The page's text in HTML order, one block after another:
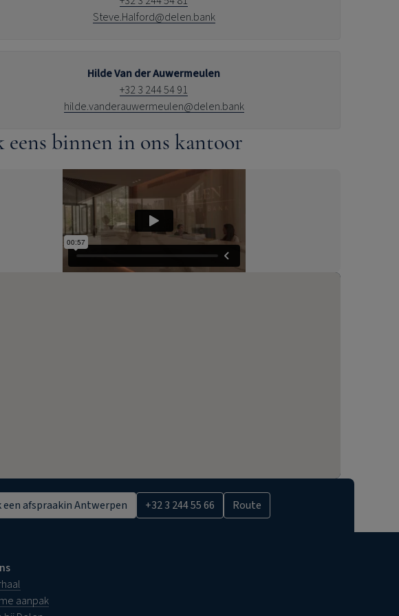
Steve.Halford@delen.bank
Hilde Van der Auwermeulen
+32 3 244 54 91
hilde.vanderauwermeulen@delen.bank
binnen in ons kantoor
een afspraakin Antwerpen +32 3 244 55 66 Route
aanpak